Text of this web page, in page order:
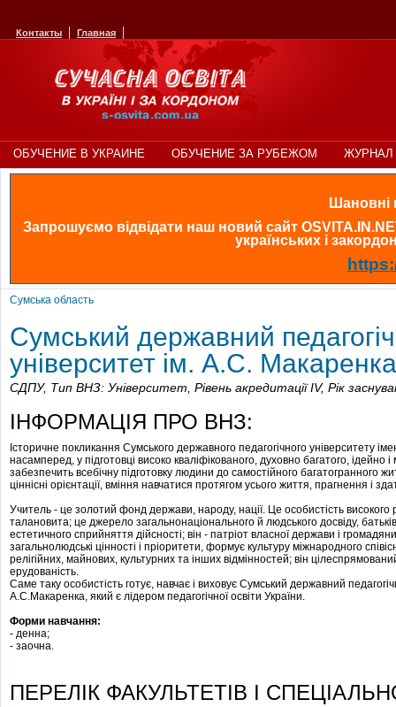
Контакты Главная
ОБУЧЕНИЕ В УКРАИНЕ ОБУЧЕНИЕ ЗА РУБЕЖОМ ЖУРНАЛ
Шановні
Запрошуємо відвідати наш новий сайт
українських і
Сумська область
Сумський державний
університет ім. А.С. Макаренка
СДПУ, Тип ВНЗ: Університет, Рівень акредитації IV, Рік
ІНФОРМАЦІЯ ПРО ВНЗ:
Історичне покликання Сумського державного педагогічного університету
насамперед, у підготовці високо кваліфікованого, духовно багатого, ідейно
забезпечить всебічну підготовку людини до самостійного багатогранного
ціннісні орієнтації, вміння навчатися протягом усього життя, прагнення і
Учитель - це золотий фонд держави, народу, нації. Це особистість
талановита; це джерело загальнонаціонального й людського досвіду,
естетичного сприйняття дійсності; він - патріот власної держави і
загальнолюдські цінності і пріоритети, формує культуру міжнародного
релігійних, майнових, культурних та інших відмінностей; він
ерудованість.
Саме таку особистість готує, навчає і виховує Сумський державний
А.С.Макаренка, який є лідером педагогічної освіти України.
Форми навчання:
- денна;
- заочна.
ПЕРЕЛІК ФАКУЛЬТЕТІВ І